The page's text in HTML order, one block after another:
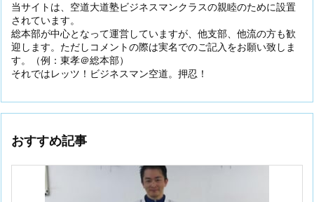
当サイトは、空道大道塾ビジネスマンクラスの親睦のために設置
されています。
総本部が中心となって運営していますが、他支部、他流の方も歓
迎します。ただしコメントの際は実名でのご記入をお願い致しま
す。（例：東孝＠総本部）
それではレッツ！ビジネスマン空道。押忍！
おすすめ記事